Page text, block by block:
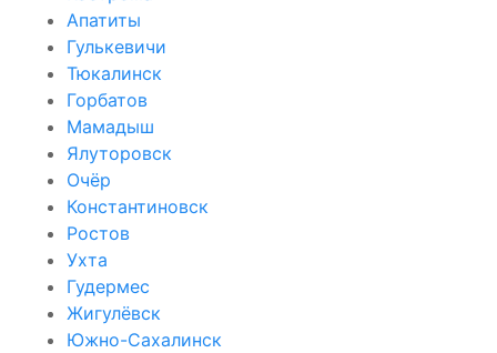
Апатиты
Гулькевичи
Тюкалинск
Горбатов
Мамадыш
Ялуторовск
Очёр
Константиновск
Ростов
Ухта
Гудермес
Жигулёвск
Южно-Сахалинск